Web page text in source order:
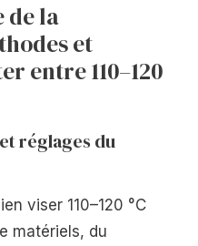
de la
et
entre 110–120
réglages du
viser 110–120 °C
matériels, du